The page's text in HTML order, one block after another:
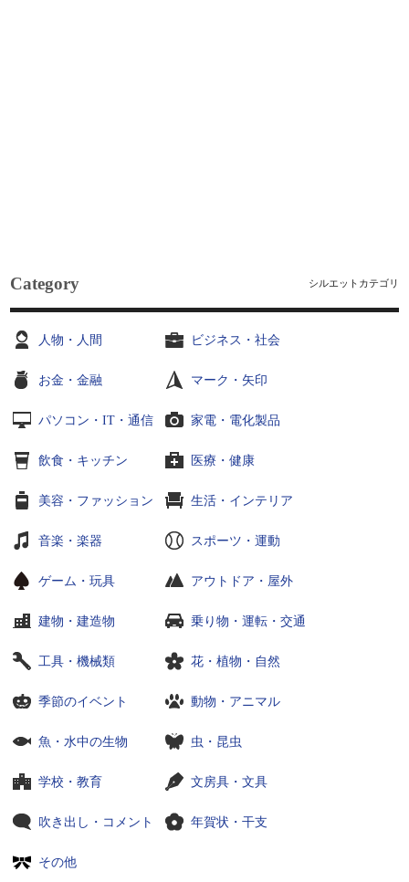
Category シルエットカテゴリ
人物・人間 ビジネス・社会
お金・金融 マーク・矢印
パソコン・IT・通信 家電・電化製品
飲食・キッチン 医療・健康
美容・ファッション 生活・インテリア
音楽・楽器 スポーツ・運動
ゲーム・玩具 アウトドア・屋外
建物・建造物 乗り物・運転・交通
工具・機械類 花・植物・自然
季節のイベント 動物・アニマル
魚・水中の生物 虫・昆虫
学校・教育 文房具・文具
吹き出し・コメント 年賀状・干支
その他